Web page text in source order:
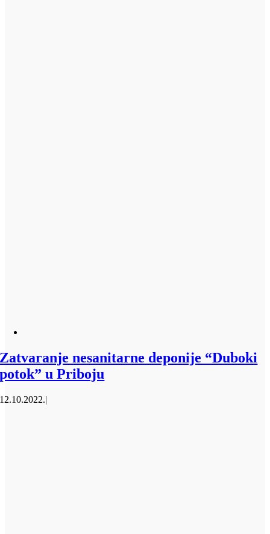
Zatvaranje nesanitarne deponije “Duboki
potok” u Priboju
12.10.2022.|